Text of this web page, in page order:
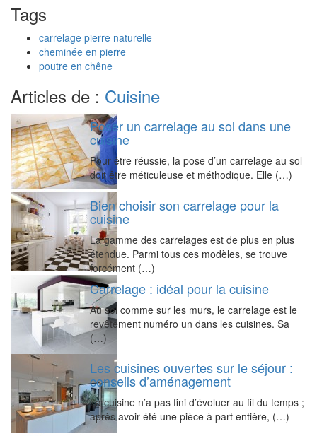
Tags
carrelage pierre naturelle
cheminée en pierre
poutre en chêne
Articles de : Cuisine
Poser un carrelage au sol dans une
cuisine
Pour être réussie, la pose d’un carrelage au sol
doit être méticuleuse et méthodique. Elle (…)
Bien choisir son carrelage pour la
cuisine
La gamme des carrelages est de plus en plus
étendue. Parmi tous ces modèles, se trouve
forcément (…)
Carrelage : idéal pour la cuisine
Au sol comme sur les murs, le carrelage est le
revêtement numéro un dans les cuisines. Sa
(…)
Les cuisines ouvertes sur le séjour :
conseils d’aménagement
La cuisine n’a pas fini d’évoluer au fil du temps ;
après avoir été une pièce à part entière, (…)